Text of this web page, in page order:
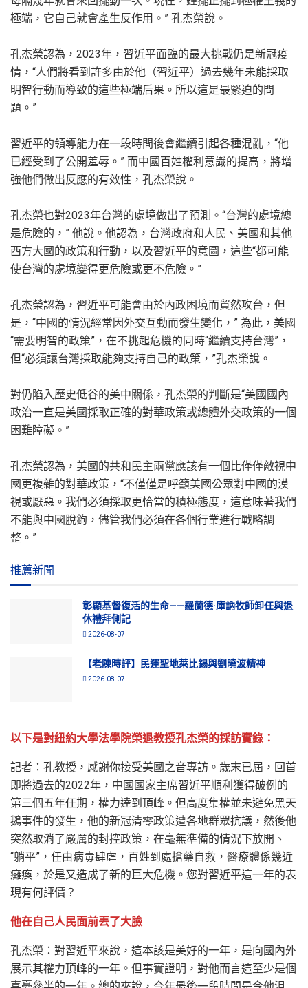
極端，它自己就會產生反作用。” 孔杰榮說。
孔杰榮認為，2023年，習近平面臨的最大挑戰仍是新冠疫
情，“人們將看到許多由於他（習近平）過去幾年未能採取
明智行動而導致的這些極端后果。所以這是最緊迫的問
題。”
習近平的領導能力在一段時間後會繼續引起各種混亂，“他
已經受到了公開羞辱。” 而中國百姓權利意識的提高，將增
強他們做出反應的有效性，孔杰榮說。
孔杰榮也對2023年台灣的處境做出了預測。“台灣的處境總
是危險的，” 他說。他認為，台灣政府和人民、美國和其他
西方大國的政策和行動，以及習近平的意圖，這些“都可能
使台灣的處境變得更危險或更不危險。”
孔杰榮認為，習近平可能會由於內政困境而貿然攻台，但
是，“中國的情況經常因外交互動而發生變化，” 為此，美國
“需要明智的政策”，在不挑起危機的同時“繼續支持台灣”，
但“必須讓台灣採取能夠支持自己的政策，”孔杰榮說。
對仍陷入歷史低谷的美中關係，孔杰榮的判斷是“美國國內
政治一直是美國採取正確的對華政策或總體外交政策的一個
困難障礙。”
孔杰榮認為，美國的共和民主兩黨應該有一個比僅僅敵視中
國更複雜的對華政策，“不僅僅是呼籲美國公眾對中國的漠
視或厭惡。我們必須採取更恰當的積極態度，這意味著我們
不能與中國脫鉤，儘管我們必須在各個行業進行戰略調
整。”
推薦新聞
彰顯基督復活的生命——羅蘭德·庫訥牧師卸任與退
休禮拜側記
2026-08-07
【老陳時評】民運聖地萊比錫與劉曉波精神
2026-08-07
以下是對紐約大學法學院榮退教授孔杰榮的採訪實錄：
記者：孔教授，感謝你接受美國之音專訪。歲末已屆，回首
即將過去的2022年，中國國家主席習近平順利獲得破例的
第三個五年任期，權力達到頂峰。但高度集權並未避免黑天
鵝事件的發生，他的新冠清零政策遭各地群眾抗議，然後他
突然取消了嚴厲的封控政策，在毫無準備的情況下放開、
“躺平”，任由病毒肆虐，百姓到處搶藥自救，醫療體係幾近
癱瘓，於是又造成了新的巨大危機。您對習近平這一年的表
現有何評價？
他在自己人民面前丟了大臉
孔杰榮：對習近平來說，這本該是美好的一年，是向國內外
展示其權力頂峰的一年。但事實證明，對他而言這至少是個